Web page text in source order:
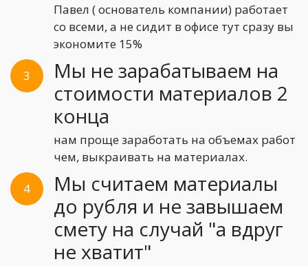
Павел ( основатель компании) работает
со всеми, а не сидит в офисе тут сразу вы
экономите 15%
3
Мы не зарабатываем на
стоимости материалов 2
конца
нам проще заработать на объемах работ
чем, выкраивать на материалах.
4
Мы считаем материалы
до рубля и не завышаем
смету на случай "а вдруг
не хватит"